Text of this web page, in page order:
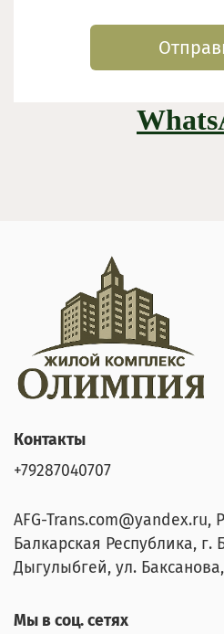
Контакты
+79287040707
AFG-Trans.com@yandex.ru,
Балкарская Республика, г.
Дыгулыбгей, ул.
Мы в соц. сетях